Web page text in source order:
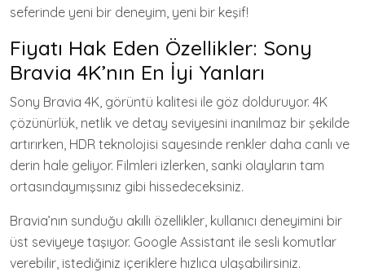
seferinde yeni bir deneyim, yeni bir keşif!
Fiyatı Hak Eden Özellikler: Sony
Bravia 4K’nın En İyi Yanları
Sony Bravia 4K, görüntü kalitesi ile göz dolduruyor. 4K
çözünürlük, netlik ve detay seviyesini inanılmaz bir şekilde
artırırken, HDR teknolojisi sayesinde renkler daha canlı ve
derin hale geliyor. Filmleri izlerken, sanki olayların tam
ortasındaymışsınız gibi hissedeceksiniz.
Bravia’nın sunduğu akıllı özellikler, kullanıcı deneyimini bir
üst seviyeye taşıyor. Google Assistant ile sesli komutlar
verebilir, istediğiniz içeriklere hızlıca ulaşabilirsiniz.